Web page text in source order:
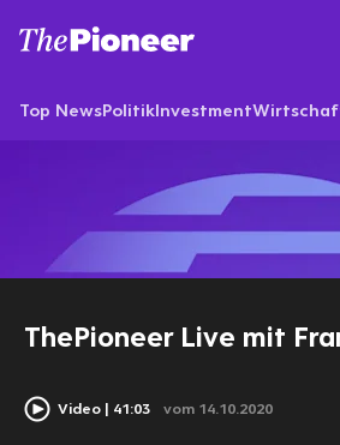
Top NewsPolitikInvestment
ThePioneer Live mit
Video 41:03 vom 14.10.2020